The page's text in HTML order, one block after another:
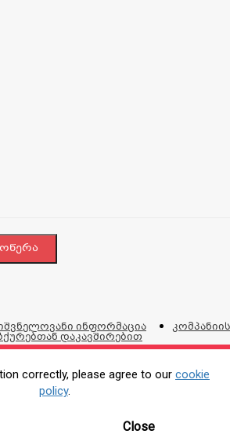
ინფორმაცია
დაკავშირებით
და
შეკეთების,
ონლაინ
correctly, please agree to our cookie
policy.
Close